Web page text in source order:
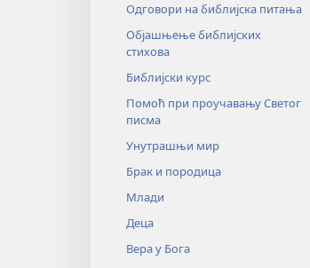
Одговори на библијска питања
Објашњење библијских
стихова
Библијски курс
Помоћ при проучавању Светог
писма
Унутрашњи мир
Брак и породица
Млади
Деца
Вера у Бога